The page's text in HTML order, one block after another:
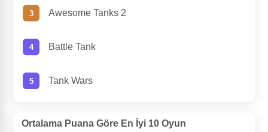
Awesome Tanks 2
Battle Tank
Tank Wars
Ortalama Puana Göre En İyi 10 Oyun